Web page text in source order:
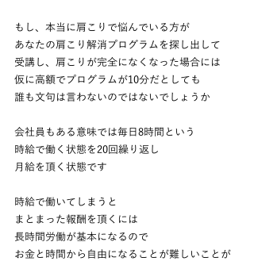
もし、本当に肩こりで悩んでいる方が
あなたの肩こり解消プログラムを探し出して
受講し、肩こりが完全になくなった場合には
仮に高額でプログラムが10分だとしても
誰も文句は言わないのではないでしょうか
会社員もある意味では毎日8時間という
時給で働く状態を20回繰り返し
月給を頂く状態です
時給で働いてしまうと
まとまった報酬を頂くには
長時間労働が基本になるので
お金と時間から自由になることが難しいことが